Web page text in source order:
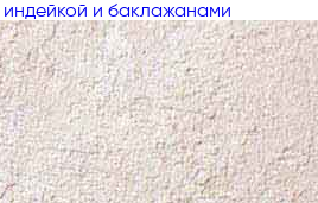
и баклажанами